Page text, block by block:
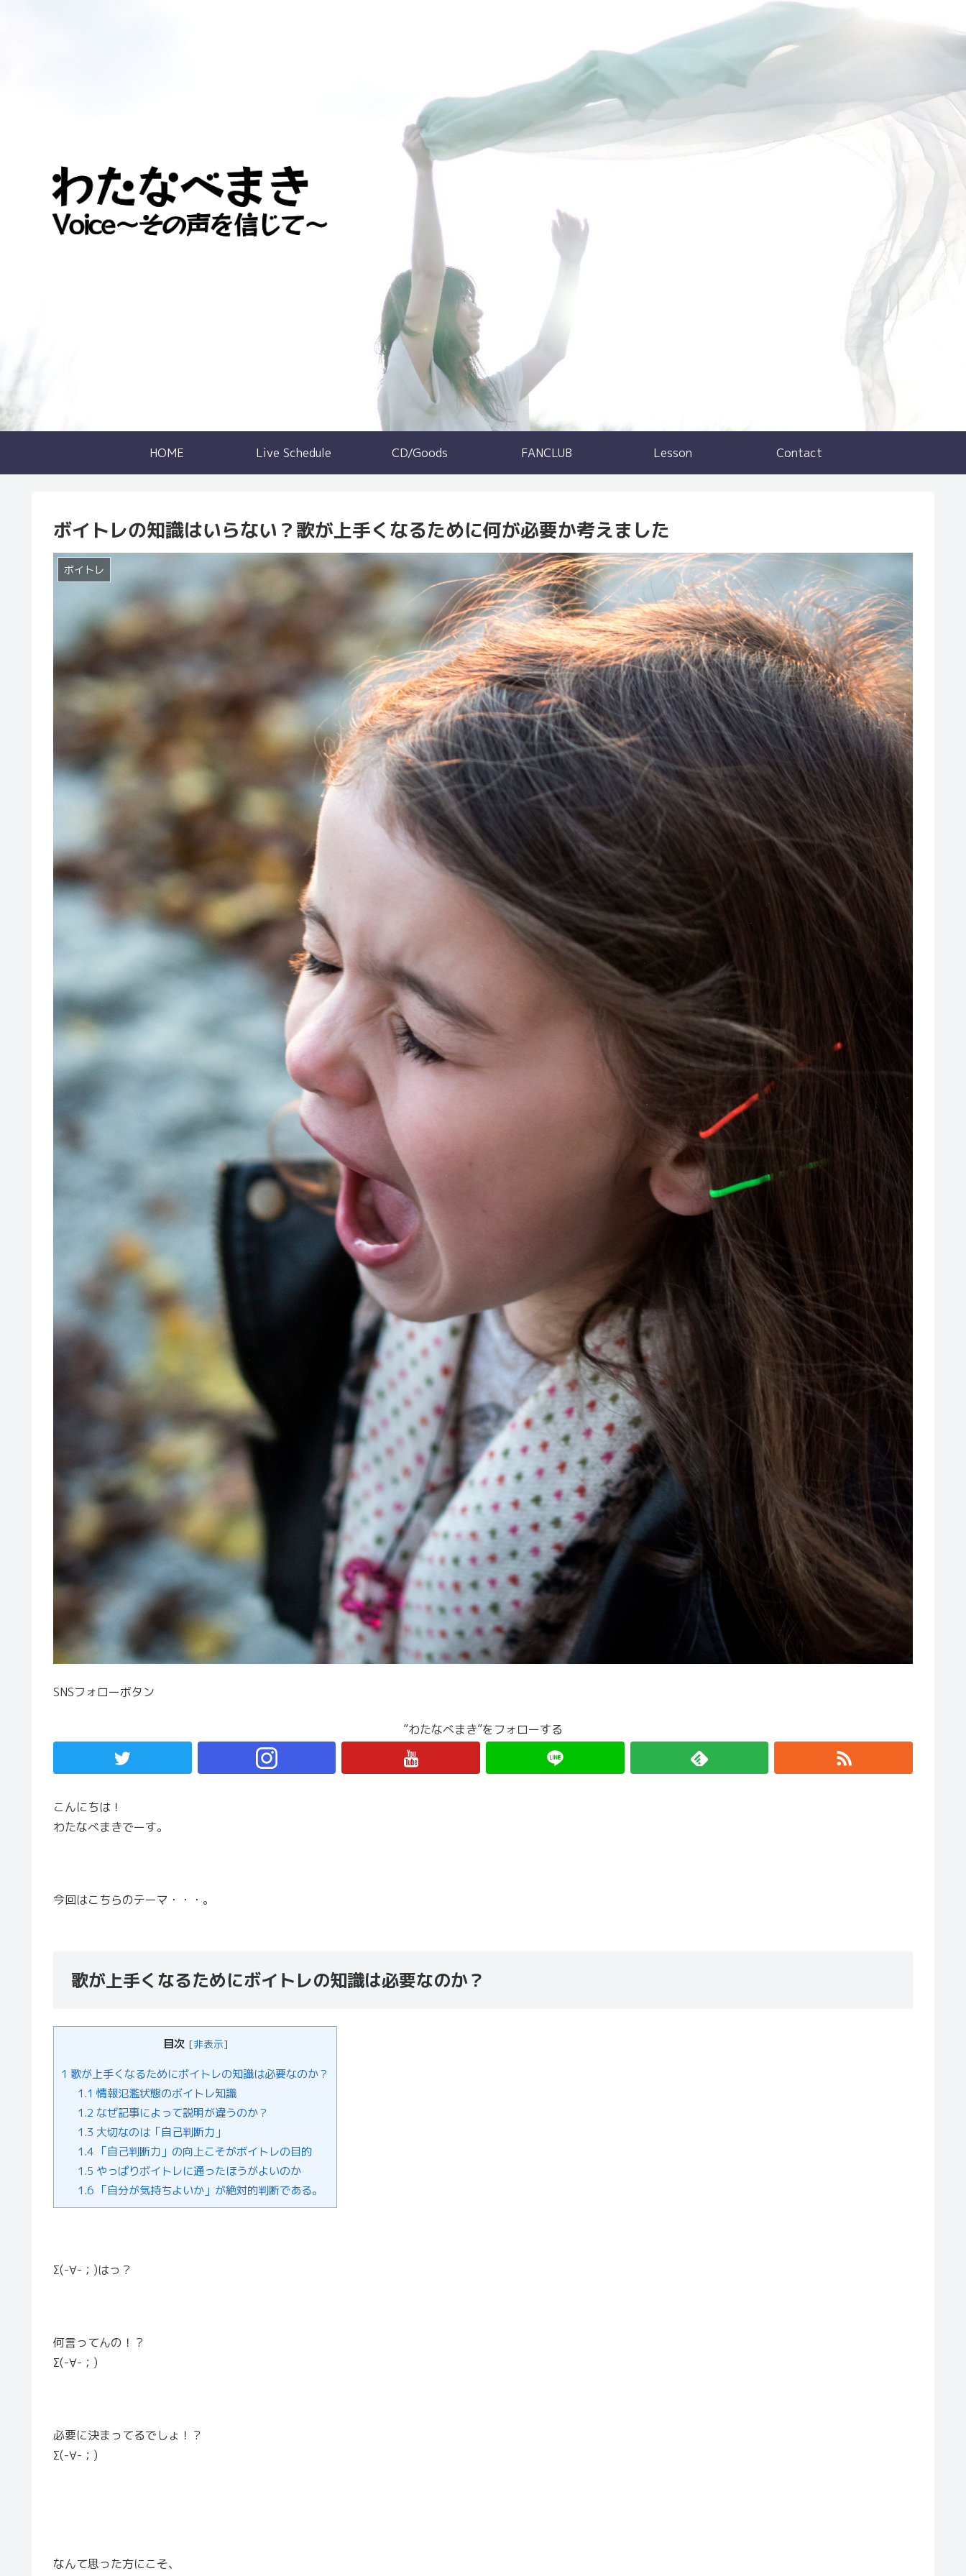
HOME Live Schedule CD/Goods FANCLUB Lesson Contact
ボイトレの知識はいらない？歌が上手くなるために何が必要か考えました
ボイトレ
SNSフォローボタン
”わたなべまき”をフォローする
こんにちは！
わたなべまきでーす。
今回はこちらのテーマ・・・。
歌が上手くなるためにボイトレの知識は必要なのか？
目次 [非表示]
1 歌が上手くなるためにボイトレの知識は必要なのか？
1.1 情報氾濫状態のボイトレ知識
1.2 なぜ記事によって説明が違うのか？
1.3 大切なのは「自己判断力」
1.4「自己判断力」の向上こそがボイトレの目的
1.5 やっぱりボイトレに通ったほうがよいのか
1.6「自分が気持ちよいか」が絶対的判断である。
Σ(-∀-；)はっ？
何言ってんの！？
Σ(-∀-；)
必要に決まってるでしょ！？
Σ(-∀-；)
なんて思った方にこそ、